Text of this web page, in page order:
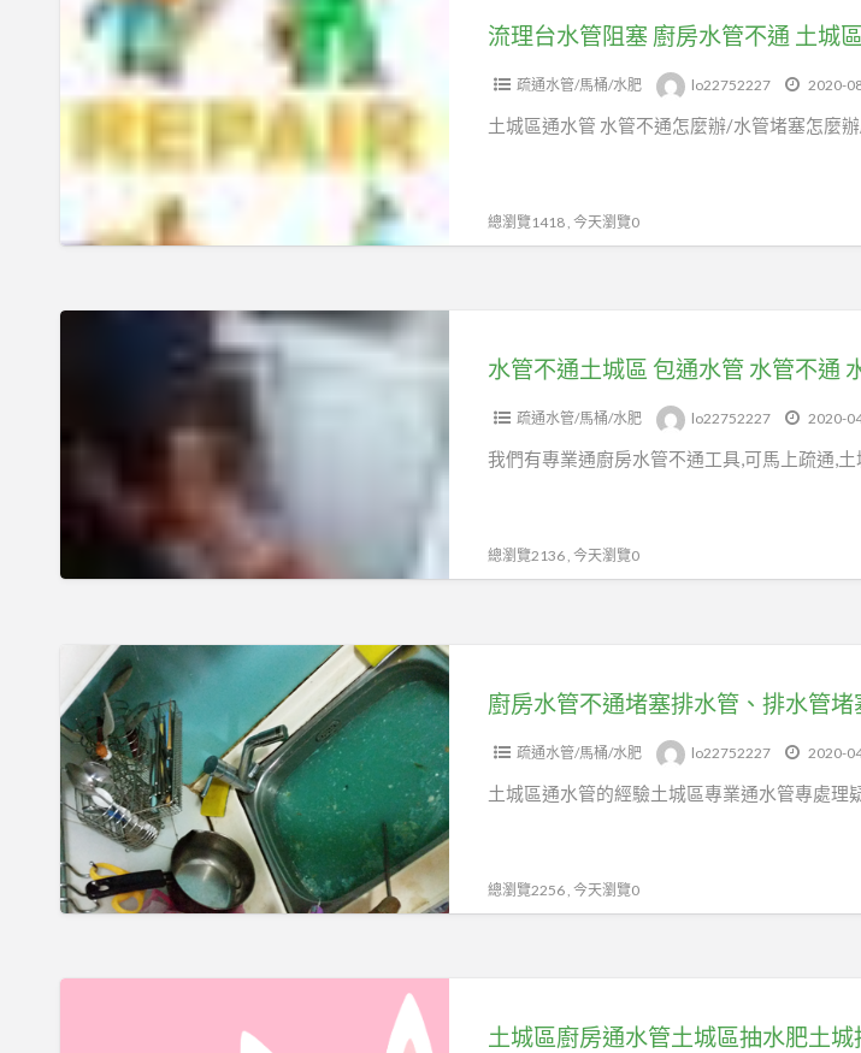
抽
糞
區
肥
城
抽
糞
阻
房
管
城
管
流理台水管阻塞 廚房水管不通 土城
疏通水管/馬桶/水肥 lo22752227 2020-
土城區通水管 水管不通怎麼辦/水管堵塞怎麼
總瀏覽1418 , 今天瀏覽0
通
水
管
不
通
水
管
包
通
疏通水管/馬桶/水肥 lo22752227 2020-
我們有專業通廚房水管不通工具,可馬上疏通,土
總瀏覽2136 , 今天瀏覽0
房
水
管
不
通
堵
塞
排
管、
疏通水管/馬桶/水肥 lo22752227 2020-
土城區通水管的經驗土城區專業通水管專處理
總瀏覽2256 , 今天瀏覽0
土城區廚房通水管土城區抽水肥土城